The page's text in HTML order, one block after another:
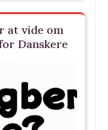
at vide om
Danskere